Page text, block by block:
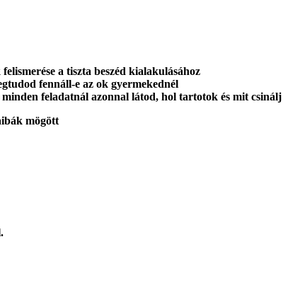
a tiszta beszéd kialakulásához
fennáll-e az ok gyermekednél
feladatnál azonnal látod, hol tartotok és mit csinálj
mögött